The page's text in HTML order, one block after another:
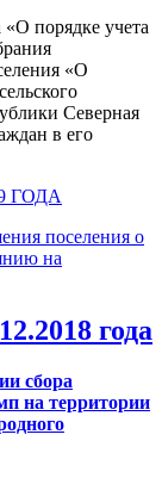
порядке учета
«О
Северная
в его
ГОДА
поселения о
на
года
сбора
на территории